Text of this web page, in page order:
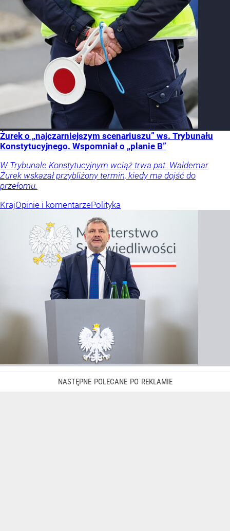
Żurek o „najczarniejszym scenariuszu” ws. Trybunału
Konstytucyjnego. Wspomniał o „planie B”
W Trybunale Konstytucyjnym wciąż trwa pat. Waldemar
Żurek wskazał przybliżony termin, kiedy ma dojść do
przełomu.
KrajOpinie i komentarzePolityka